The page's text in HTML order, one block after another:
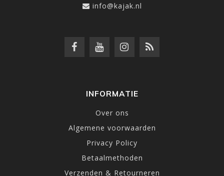
info@kajak.nl
INFORMATIE
Over ons
Algemene voorwaarden
Privacy Policy
Betaalmethoden
Verzenden & Retourneren